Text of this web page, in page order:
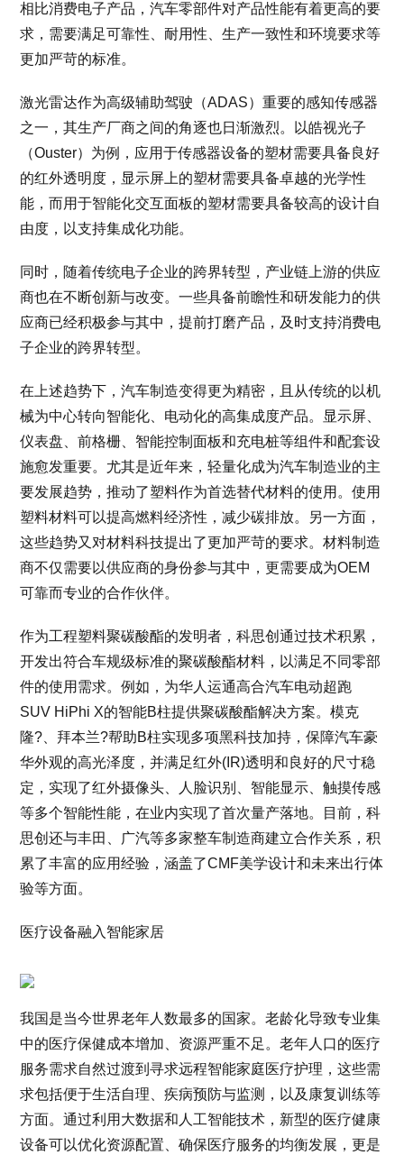
相比消费电子产品，汽车零部件对产品性能有着更高的要
求，需要满足可靠性、耐用性、生产一致性和环境要求等
更加严苛的标准。
激光雷达作为高级辅助驾驶（ADAS）重要的感知传感器
之一，其生产厂商之间的角逐也日渐激烈。以皓视光子
（Ouster）为例，应用于传感器设备的塑材需要具备良好
的红外透明度，显示屏上的塑材需要具备卓越的光学性
能，而用于智能化交互面板的塑材需要具备较高的设计自
由度，以支持集成化功能。
同时，随着传统电子企业的跨界转型，产业链上游的供应
商也在不断创新与改变。一些具备前瞻性和研发能力的供
应商已经积极参与其中，提前打磨产品，及时支持消费电
子企业的跨界转型。
在上述趋势下，汽车制造变得更为精密，且从传统的以机
械为中心转向智能化、电动化的高集成度产品。显示屏、
仪表盘、前格栅、智能控制面板和充电桩等组件和配套设
施愈发重要。尤其是近年来，轻量化成为汽车制造业的主
要发展趋势，推动了塑料作为首选替代材料的使用。使用
塑料材料可以提高燃料经济性，减少碳排放。另一方面，
这些趋势又对材料科技提出了更加严苛的要求。材料制造
商不仅需要以供应商的身份参与其中，更需要成为OEM
可靠而专业的合作伙伴。
作为工程塑料聚碳酸酯的发明者，科思创通过技术积累，
开发出符合车规级标准的聚碳酸酯材料，以满足不同零部
件的使用需求。例如，为华人运通高合汽车电动超跑
SUV HiPhi X的智能B柱提供聚碳酸酯解决方案。模克
隆?、拜本兰?帮助B柱实现多项黑科技加持，保障汽车豪
华外观的高光泽度，并满足红外(IR)透明和良好的尺寸稳
定，实现了红外摄像头、人脸识别、智能显示、触摸传感
等多个智能性能，在业内实现了首次量产落地。目前，科
思创还与丰田、广汽等多家整车制造商建立合作关系，积
累了丰富的应用经验，涵盖了CMF美学设计和未来出行体
验等方面。
医疗设备融入智能家居
我国是当今世界老年人数最多的国家。老龄化导致专业集
中的医疗保健成本增加、资源严重不足。老年人口的医疗
服务需求自然过渡到寻求远程智能家庭医疗护理，这些需
求包括便于生活自理、疾病预防与监测，以及康复训练等
方面。通过利用大数据和人工智能技术，新型的医疗健康
设备可以优化资源配置、确保医疗服务的均衡发展，更是